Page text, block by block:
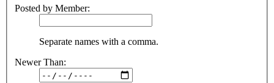
Posted by Member:
Separate names with a comma.
Newer Than: